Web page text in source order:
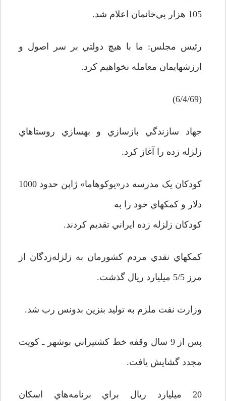
105 هزار بي‌خانمان اعلام شد.
رئيس مجلس: ما با هيچ دولتي بر سر اصول و
ارزشهايمان معامله نخواهيم کرد.
(6/4/69)
جهاد سازندگي بازسازي و بهسازي روستاهاي
زلزله زده را آغاز کرد.
کودکان يک مدرسه در«يوکوهاما» ژاپن حدود 1000
دلار و کمکهاي خود را به
کودکان زلزله زده ايراني تقديم کردند.
کمکهاي نقدي مردم کشورمان به زلزله‌زدگان از
مرز 5/5 ميليارد ريال گذشت.
وزارت نفت ملزم به توليد بنزين بدونس رب شد.
پس از 9 سال وقفه خط کشتيراني بوشهر ـ کويت
مجدد گشايش يافت.
20 ميليارد ريال براي برنامه‌هاي اسکان